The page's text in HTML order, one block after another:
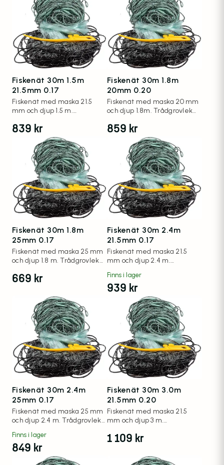
Fiskenät 30m 1.5m
21.5mm 0.17
Fiskenät med maska 21.5
mm och djup 1.5 m.
839 kr
Fiskenät 30m 1.8m
20mm 0.20
Fiskenät med maska 20 mm
och djup 1.8m. Trådgrovlek
859 kr
Fiskenät 30m 1.8m
25mm 0.17
Fiskenät med maska 25 mm
och djup 1.8 m. Trådgrovlek
669 kr
Fiskenät 30m 2.4m
21.5mm 0.17
Fiskenät med maska 21.5
mm och djup 2.4 m.
Finns i lager
939 kr
Fiskenät 30m 2.4m
25mm 0.17
Fiskenät med maska 25 mm
och djup 2.4 m. Trådgrovlek
Finns i lager
849 kr
Fiskenät 30m 3.0m
21.5mm 0.20
Fiskenät med maska 21.5
mm och djup 3 m.
1 109 kr